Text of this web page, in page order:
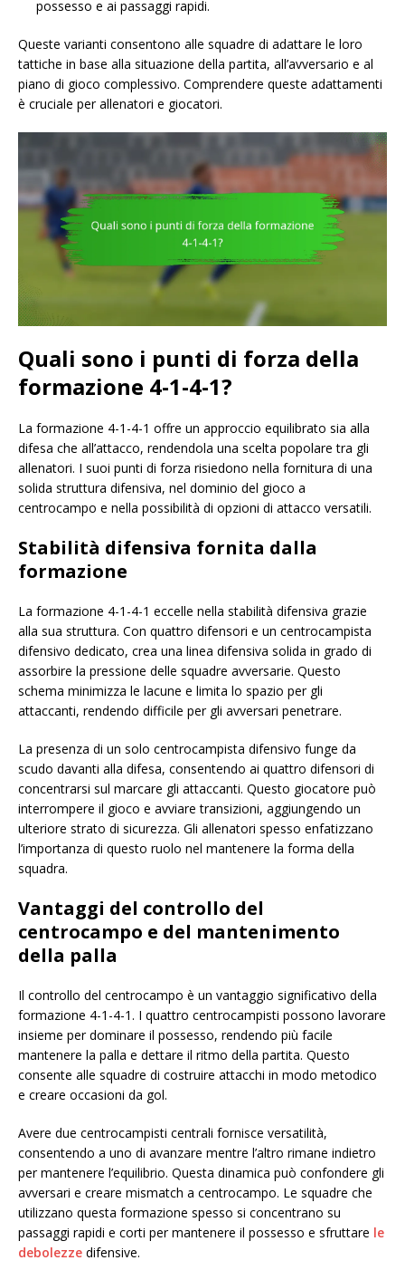
possesso e ai passaggi rapidi.
Queste varianti consentono alle squadre di adattare le loro
tattiche in base alla situazione della partita, all’avversario e al
piano di gioco complessivo. Comprendere queste adattamenti
è cruciale per allenatori e giocatori.
Quali sono i punti di forza della
formazione 4-1-4-1?
La formazione 4-1-4-1 offre un approccio equilibrato sia alla
difesa che all’attacco, rendendola una scelta popolare tra gli
allenatori. I suoi punti di forza risiedono nella fornitura di una
solida struttura difensiva, nel dominio del gioco a
centrocampo e nella possibilità di opzioni di attacco versatili.
Stabilità difensiva fornita dalla
formazione
La formazione 4-1-4-1 eccelle nella stabilità difensiva grazie
alla sua struttura. Con quattro difensori e un centrocampista
difensivo dedicato, crea una linea difensiva solida in grado di
assorbire la pressione delle squadre avversarie. Questo
schema minimizza le lacune e limita lo spazio per gli
attaccanti, rendendo difficile per gli avversari penetrare.
La presenza di un solo centrocampista difensivo funge da
scudo davanti alla difesa, consentendo ai quattro difensori di
concentrarsi sul marcare gli attaccanti. Questo giocatore può
interrompere il gioco e avviare transizioni, aggiungendo un
ulteriore strato di sicurezza. Gli allenatori spesso enfatizzano
l’importanza di questo ruolo nel mantenere la forma della
squadra.
Vantaggi del controllo del
centrocampo e del mantenimento
della palla
Il controllo del centrocampo è un vantaggio significativo della
formazione 4-1-4-1. I quattro centrocampisti possono lavorare
insieme per dominare il possesso, rendendo più facile
mantenere la palla e dettare il ritmo della partita. Questo
consente alle squadre di costruire attacchi in modo metodico
e creare occasioni da gol.
Avere due centrocampisti centrali fornisce versatilità,
consentendo a uno di avanzare mentre l’altro rimane indietro
per mantenere l’equilibrio. Questa dinamica può confondere gli
avversari e creare mismatch a centrocampo. Le squadre che
utilizzano questa formazione spesso si concentrano su
passaggi rapidi e corti per mantenere il possesso e sfruttare le
debolezze difensive.